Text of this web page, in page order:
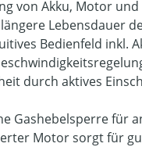
von Akku, Motor
Lebensdauer
Bedienfeld inkl.
durch aktives
Gashebelsperre für
Motor sorgt für